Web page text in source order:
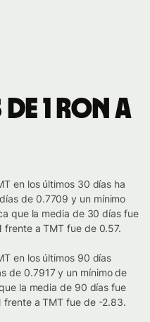
1 RON a
en los últimos 30 días ha
de 0.7709 y un mínimo
que la media de 30 días fue
a TMT fue de 0.57.
en los últimos 90 días
de 0.7917 y un mínimo de
la media de 90 días fue
frente a TMT fue de -2.83.